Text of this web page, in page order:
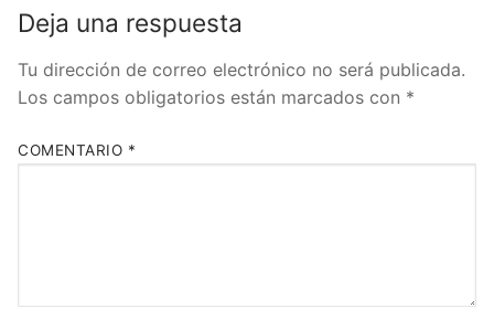
Deja una respuesta
Tu dirección de correo electrónico no será publicada.
Los campos obligatorios están marcados con *
COMENTARIO *